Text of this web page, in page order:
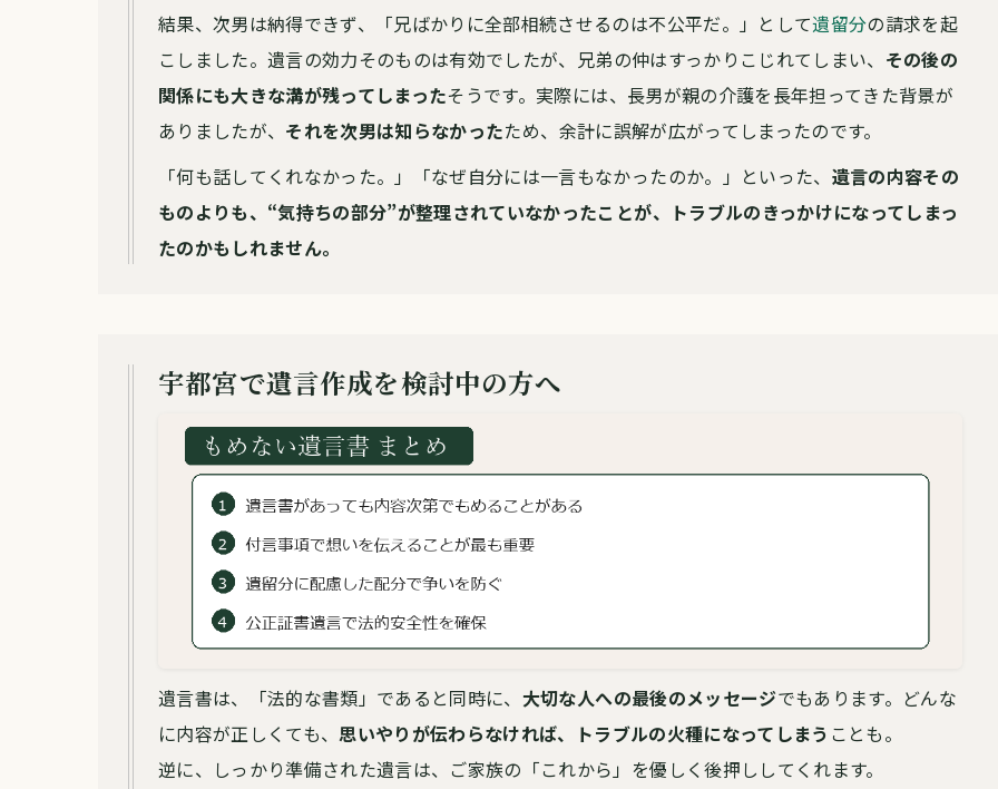
結果、次男は納得できず、「兄ばかりに全部相続させるのは不公平だ。」として遺留分の請求を起
こしました。遺言の効力そのものは有効でしたが、兄弟の仲はすっかりこじれてしまい、 その後の
関係にも大きな溝が残ってしまったそうです。 実際には、長男が親の介護を長年担ってきた背景が
ありましたが、 それを次男は知らなかったため、余計に誤解が広がってしまったのです。
「何も話してくれなかった。」「なぜ自分には一言もなかったのか。」といった、 遺言の内容その
ものよりも、“気持ちの部分”が整理されていなかったことが、トラブルのきっかけになってしまっ
たのかもしれません。
宇都宮で遺言作成を検討中の方へ
遺言書は、「法的な書類」であると同時に、 大切な人への最後のメッセージでもあります。 どんな
に内容が正しくても、 思いやりが伝わらなければ、トラブルの火種になってしまう ことも。
逆に、しっかり準備された遺言は、ご家族の「これから」 を優しく後押ししてくれます。